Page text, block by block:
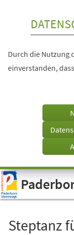
Visuelle
Assistenzsoftware
öffnen.
Durch die Nutzung
einverstanden,
Steptanz